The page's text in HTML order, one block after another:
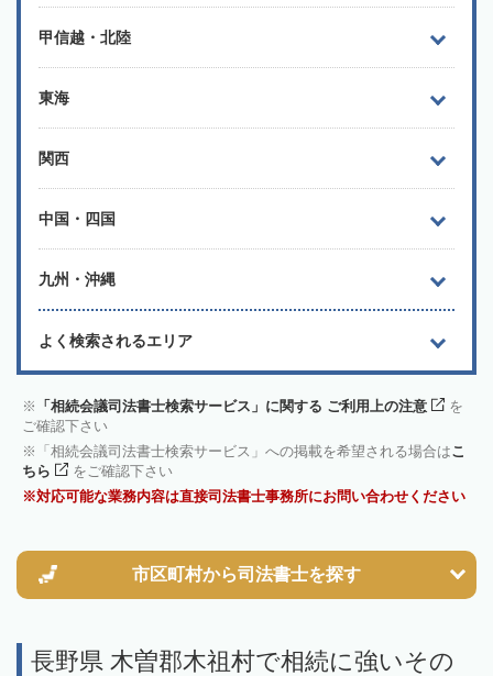
甲信越・北陸
東海
関西
中国・四国
九州・沖縄
よく検索されるエリア
「相続会議司法書士検索サービス」に関する ご利用上の注意
を
ご確認下さい
「相続会議司法書士検索サービス」への掲載を希望される場合はこ
ちら
をご確認下さい
対応可能な業務内容は直接司法書士事務所にお問い合わせください
市区町村から司法書士を探す
長野県 木曽郡木祖村で相続に強いその